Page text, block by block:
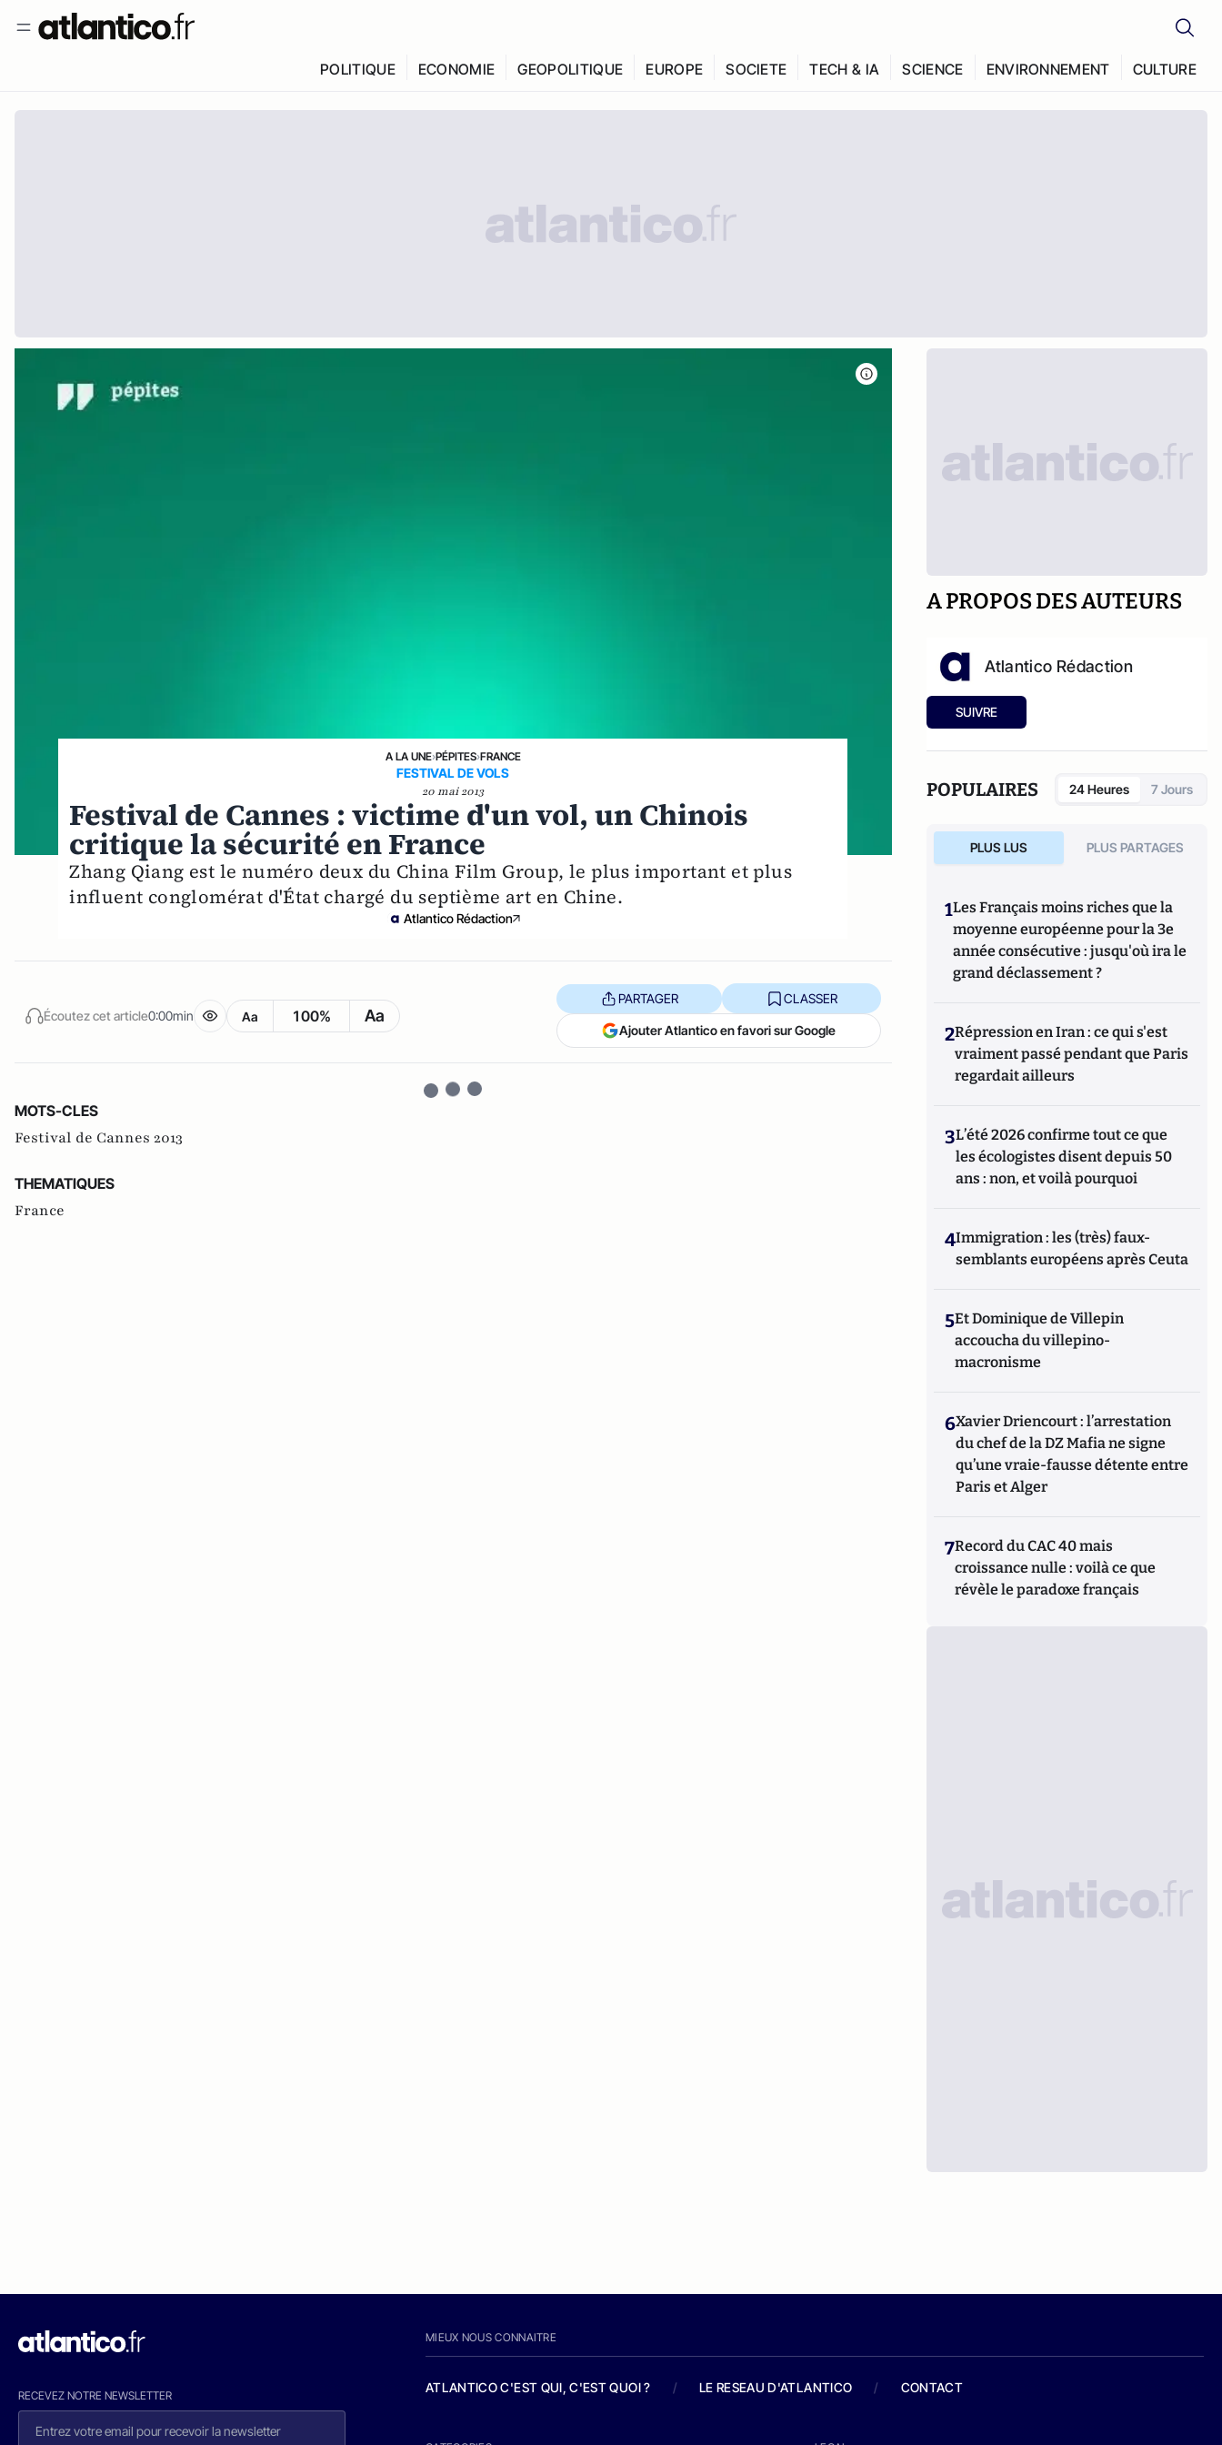
POLITIQUE ECONOMIE GEOPOLITIQUE EUROPE SOCIETE TECH & IA SCIENCE ENVIRONNEMENT CULTURE
A LA UNE›PÉPITES›FRANCE
FESTIVAL DE VOLS
20 mai 2013
Festival de Cannes : victime d'un vol, un Chinois
critique la sécurité en France
Zhang Qiang est le numéro deux du China Film Group, le plus important et plus
influent conglomérat d'État chargé du septième art en Chine.
Atlantico Rédaction
Écoutez cet article0:00min Aa 100% Aa
PARTAGER CLASSER
Ajouter Atlantico en favori sur Google
MOTS-CLES
Festival de Cannes 2013
THEMATIQUES
France
A PROPOS DES AUTEURS
Atlantico Rédaction
SUIVRE
POPULAIRES 24 Heures 7 Jours
PLUS LUS PLUS PARTAGES
1Les Français moins riches que la
moyenne européenne pour la 3e
année consécutive : jusqu'où ira le
grand déclassement ?
2Répression en Iran : ce qui s'est
vraiment passé pendant que Paris
regardait ailleurs
3L’été 2026 confirme tout ce que
les écologistes disent depuis 50
ans : non, et voilà pourquoi
4Immigration : les (très) faux-
semblants européens après Ceuta
5Et Dominique de Villepin
accoucha du villepino-
macronisme
6Xavier Driencourt : l’arrestation
du chef de la DZ Mafia ne signe
qu’une vraie-fausse détente entre
Paris et Alger
7Record du CAC 40 mais
croissance nulle : voilà ce que
révèle le paradoxe français
RECEVEZ NOTRE NEWSLETTER
MIEUX NOUS CONNAITRE
ATLANTICO C'EST QUI, C'EST QUOI ? / LE RESEAU D'ATLANTICO / CONTACT